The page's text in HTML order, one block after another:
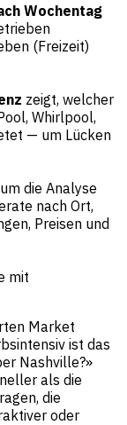
Wochentag
(Freizeit)
zeigt, welcher
Whirlpool,
— um Lücken
die Analyse
nach Ort,
Preisen und
mit
Market
ist das
Nashville?»
als die
die
oder